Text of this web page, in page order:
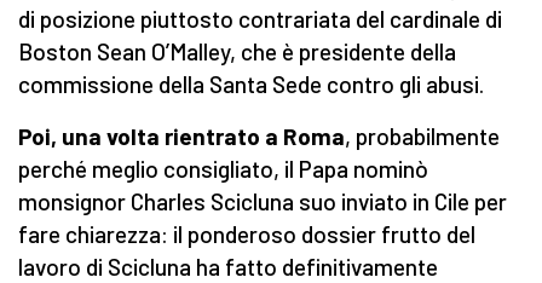
di posizione piuttosto contrariata del cardinale di
Boston Sean O’Malley, che è presidente della
commissione della Santa Sede contro gli abusi.
Poi, una volta rientrato a Roma, probabilmente
perché meglio consigliato, il Papa nominò
monsignor Charles Scicluna suo inviato in Cile per
fare chiarezza: il ponderoso dossier frutto del
lavoro di Scicluna ha fatto definitivamente